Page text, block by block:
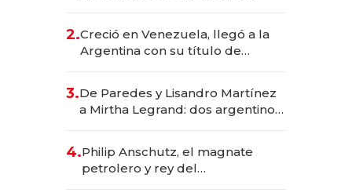
2.Creció en Venezuela, llegó a la
Argentina con su título de
las marcas "fast premium"
3.De Paredes y Lisandro Martínez
a Mirtha Legrand: dos argentinos
4.Philip Anschutz, el magnate
petrolero y rey del